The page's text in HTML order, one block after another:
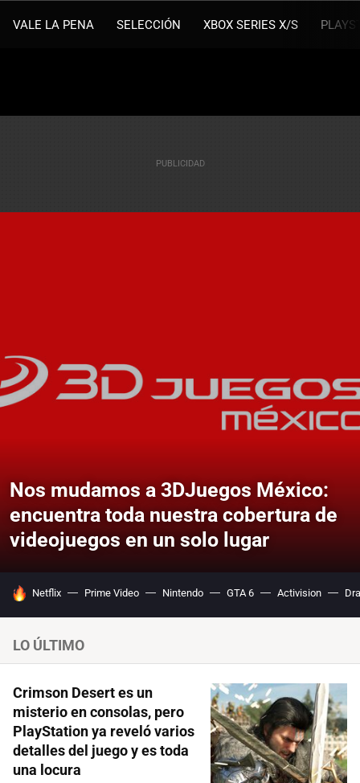
VALE LA PENA SELECCIÓN XBOX SERIES X/S
Nos mudamos a 3DJuegos México:
encuentra toda nuestra cobertura de
videojuegos en un solo lugar
HOY SE HABLA DE
Netflix Prime Video Nintendo GTA 6 Activision
LO ÚLTIMO
Crimson Desert es un
misterio en consolas, pero
PlayStation ya reveló varios
detalles del juego y es toda
una locura